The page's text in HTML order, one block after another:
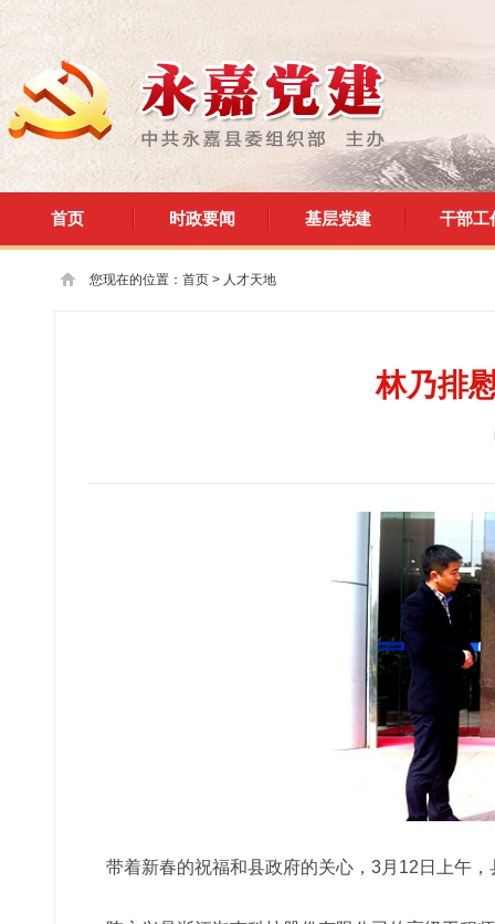
首页 时政要闻 基层党建 干部工
您现在的位置： 首页 > 人才天地
林乃排
带着新春的祝福和县政府的关心，3月12日上午